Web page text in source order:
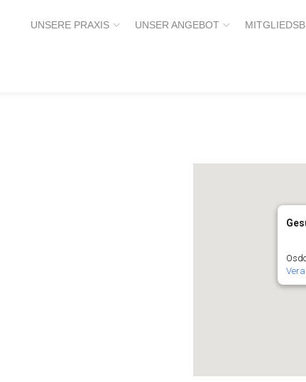
UNSERE PRAXIS UNSER ANGEBOT